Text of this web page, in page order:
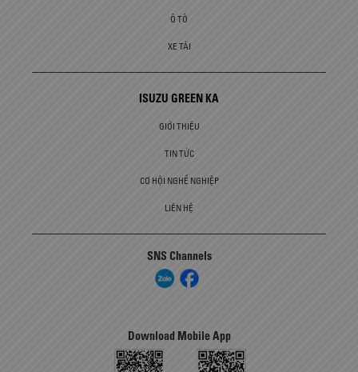
Ô TÔ
XE TẢI
ISUZU GREEN KA
GIỚI THIỆU
TIN TỨC
CƠ HỘI NGHỀ NGHIỆP
LIÊN HỆ
SNS Channels
Download Mobile App